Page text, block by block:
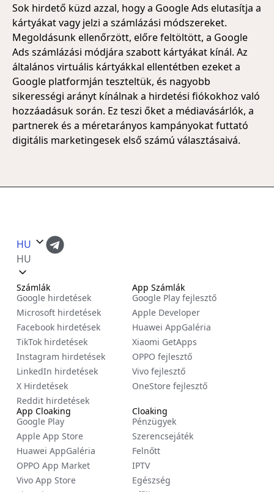
Sok hirdető küzd azzal, hogy a Google Ads elutasítja a
kártyákat vagy jelzi a számlázási módszereket.
Megoldásunk ellenőrzött, előre feltöltött, a Google
Ads számlázási módjára szabott kártyákat kínál. Az
általános virtuális kártyákkal ellentétben ezeket a
Google platformján teszteltük, és nagyobb
sikerességi arányt kínálnak a hirdetési fiókokhoz való
hozzáadásuk során. Ez teszi őket a médiavásárlók, a
partnerek és a méretarányos kampányokat futtató
digitális marketingesek első számú választásaivá.
HU
HU
Számlák
Google hirdetések
Microsoft hirdetések
Facebook hirdetések
TikTok hirdetések
Instagram hirdetések
LinkedIn hirdetések
X Hirdetések
Reddit hirdetések
Cloaking
Pénzügyek
Szerencsejáték
Felnőtt
IPTV
Egészség
App Számlák
Google Play fejlesztő
Apple Developer
Huawei AppGaléria
Xiaomi GetApps
OPPO fejlesztő
Vivo fejlesztő
OneStore fejlesztő
App Cloaking
Google Play
Apple App Store
Huawei AppGaléria
OPPO App Market
Vivo App Store